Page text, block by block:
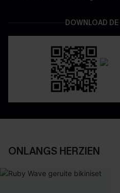
DOWNLOAD
ONLANGS HERZIEN